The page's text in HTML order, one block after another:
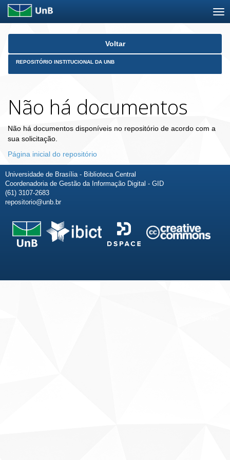
Skip
Voltar
REPOSITÓRIO INSTITUCIONAL DA UNB
Não há documentos
Não há documentos disponíveis no repositório de acordo com a
sua solicitação.
Página inicial do repositório
Universidade de Brasília - Biblioteca Central
Coordenadoria de Gestão da Informação Digital - GID
(61) 3107-2683
repositorio@unb.br